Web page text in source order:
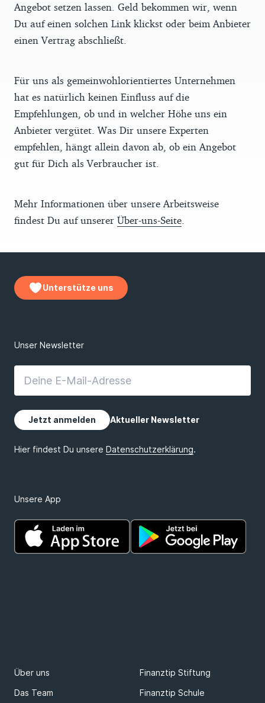
Angebot setzen lassen. Geld bekommen wir, wenn
Du auf einen solchen Link klickst oder beim Anbieter
einen Vertrag abschließt.
Für uns als gemeinwohlorientiertes Unternehmen
hat es natürlich keinen Einfluss auf die
Empfehlungen, ob und in welcher Höhe uns ein
Anbieter vergütet. Was Dir unsere Experten
empfehlen, hängt allein davon ab, ob ein Angebot
gut für Dich als Verbraucher ist.
Mehr Informationen über unsere Arbeitsweise
findest Du auf unserer Über-uns-Seite
Unterstütze uns
Unsere App
Über uns
Finanztip Stiftung
Das Team
Finanztip Schule